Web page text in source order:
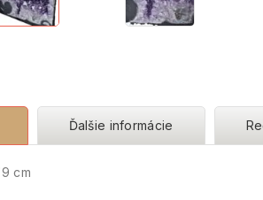
Ďalšie informácie
cm